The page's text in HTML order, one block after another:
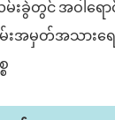
းခွဲတွင် အဝါရောင်
းအမှတ်အသားရေ